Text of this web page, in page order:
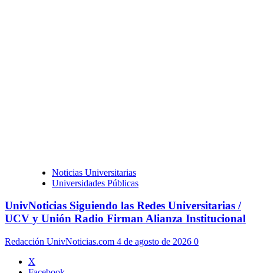
Noticias Universitarias
Universidades Públicas
UnivNoticias Siguiendo las Redes Universitarias /
UCV y Unión Radio Firman Alianza Institucional
Redacción UnivNoticias.com 4 de agosto de 2026 0
X